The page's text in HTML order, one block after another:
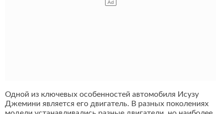
Одной из ключевых особенностей автомобиля Исузу
Джемини является его двигатель. В разных поколениях